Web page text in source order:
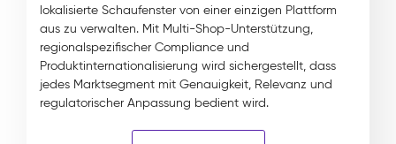
lokalisierte Schaufenster von einer einzigen Plattform
aus zu verwalten. Mit Multi-Shop-Unterstützung,
regionalspezifischer Compliance und
Produktinternationalisierung wird sichergestellt, dass
jedes Marktsegment mit Genauigkeit, Relevanz und
regulatorischer Anpassung bedient wird.